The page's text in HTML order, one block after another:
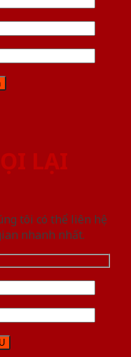
LẠI
tôi có thể liên hệ
nhanh nhất.